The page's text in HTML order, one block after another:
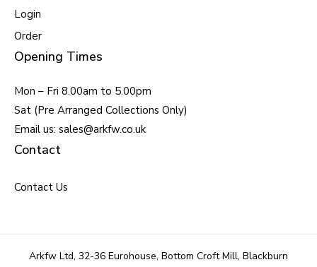
Login
Order
Opening Times
Mon – Fri 8.00am to 5.00pm
Sat (Pre Arranged Collections Only)
Email us: sales@arkfw.co.uk
Contact
Contact Us
Arkfw Ltd, 32-36 Eurohouse, Bottom Croft Mill, Blackburn